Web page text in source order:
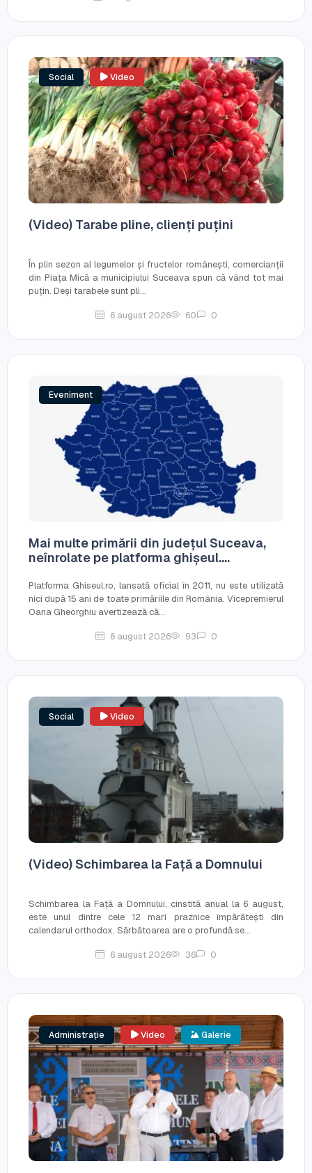
Social Video
(Video) Tarabe pline, clienți puțini
În plin sezon al legumelor și fructelor românești, comercianții
din Piața Mică a municipiului Suceava spun că vând tot mai
puțin. Deși tarabele sunt pli...
6 august 2026 60 0
Eveniment
Mai multe primării din județul Suceava,
neînrolate pe platforma ghișeul....
Platforma Ghiseul.ro, lansată oficial în 2011, nu este utilizată
nici după 15 ani de toate primăriile din România. Vicepremierul
Oana Gheorghiu avertizează că...
6 august 2026 93 0
Social Video
(Video) Schimbarea la Față a Domnului
Schimbarea la Față a Domnului, cinstită anual la 6 august,
este unul dintre cele 12 mari praznice împărătești din
calendarul orthodox. Sărbătoarea are o profundă se...
6 august 2026 36 0
Administrație Video Galerie